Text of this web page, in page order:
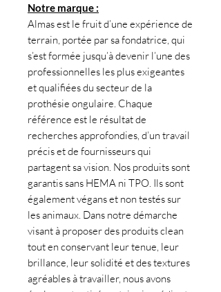
Notre marque :
Almas est le fruit d’une expérience de
terrain, portée par sa fondatrice, qui
s’est formée jusqu’à devenir l’une des
professionnelles les plus exigeantes
et qualifiées du secteur de la
prothésie ongulaire. Chaque
référence est le résultat de
recherches approfondies, d’un travail
précis et de fournisseurs qui
partagent sa vision. Nos produits sont
garantis sans HEMA ni TPO. Ils sont
également végans et non testés sur
les animaux. Dans notre démarche
visant à proposer des produits clean
tout en conservant leur tenue, leur
brillance, leur solidité et des textures
agréables à travailler, nous avons